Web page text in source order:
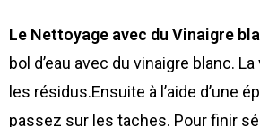
Le Nettoyage avec du Vinaigre
bol d’eau avec du vinaigre blanc.
les résidus.Ensuite à l’aide d’une
passez sur les taches. Pour finir